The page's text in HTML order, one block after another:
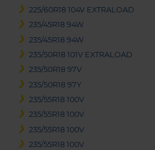
225/60R18 104V EXTRALOAD
235/45R18 94W
235/45R18 94W
235/50R18 101V EXTRALOAD
235/50R18 97V
235/50R18 97Y
235/55R18 100V
235/55R18 100V
235/55R18 100V
235/55R18 100V